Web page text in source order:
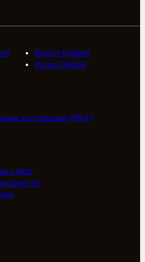
Видео Орфей
Ноты Орфей
ассоциация (РБА)
сайта